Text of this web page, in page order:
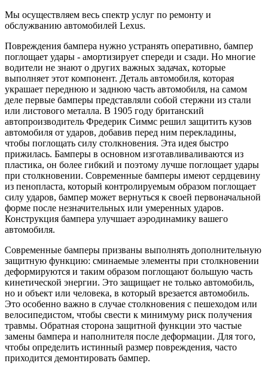
Мы осуществляем весь спектр услуг по ремонту и
обслужванию автомобилей Lexus.
Повреждения бампера нужно устранять оперативно, бампер
поглощает удары - амортизирует спереди и сзади. Но многие
водители не знают о других важных задачах, которые
выполняет этот компонент. Деталь автомобиля, которая
украшает переднюю и заднюю часть автомобиля, на самом
деле первые бамперы представляли собой стержни из стали
или листового металла. В 1905 году британский
автопроизводитель Фредерик Симмс решил защитить кузов
автомобиля от ударов, добавив перед ним перекладины,
чтобы поглощать силу столкновения. Эта идея быстро
прижилась. Бамперы в основном изготавливаливаются из
пластика, он более гибкий и поэтому лучше поглощает удары
при столкновении. Современные бамперы имеют сердцевину
из пенопласта, который контролируемым образом поглощает
силу ударов, бампер может вернуться к своей первоначальной
форме после незначительных или умеренных ударов.
Конструкция бампера улучшает аэродинамику вашего
автомобиля.
Современные бамперы призваны выполнять дополнительную
защитную функцию: сминаемые элементы при столкновении
деформируются и таким образом поглощают большую часть
кинетической энергии. Это защищает не только автомобиль,
но и объект или человека, в который врезается автомобиль.
Это особенно важно в случае столкновения с пешеходом или
велосипедистом, чтобы свести к минимуму риск получения
травмы. Обратная сторона защитной функции это частые
замены бампера и наполнителя после деформации. Для того,
чтобы определить истинный размер повреждения, часто
приходится демонтировать бампер.